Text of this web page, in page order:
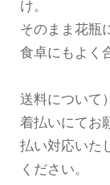
け。
そのまま花瓶
食卓にもよく
送料について）
着払いにてお
払い対応いた
ください。